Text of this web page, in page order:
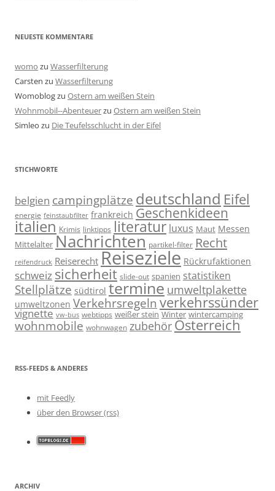
NEUESTE KOMMENTARE
womo zu Wasserfilterung
Carsten zu Wasserfilterung
Womoblogzu Ostern am weißen Stein
Wohnmobil--Abenteuerzu Ostern am weißen Stein
Simleo zu Die Teufelsschlucht in der Eifel
STICHWORTE
belgien campingplätze deutschland Eifel
energie feinstaubfilter frankreich Geschenkideen
italien Krimis linktipps literatur luxus Maut Messen
Mittelalter Nachrichten partikel-filter Recht
reifendruck Reiserecht Reiseziele Rückrufaktionen
schweiz sicherheit slide-out spanien statistiken
Stellplätze südtirol termine umweltplakette
umweltzonen Verkehrsregeln verkehrssünder
vignette vw-bus webtipps weißer stein Winter wintercamping
wohnmobile wohnwagen zubehör Österreich
RSS-FEEDS & ANDERES
mit Feedly
über den Browser (rss)
ARCHIV